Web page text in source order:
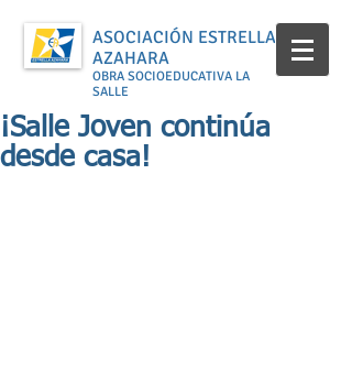
ASOCIACIÓN ESTRELLA
AZAHARA
OBRA SOCIOEDUCATIVA LA
SALLE
¡Salle Joven continúa
desde casa!